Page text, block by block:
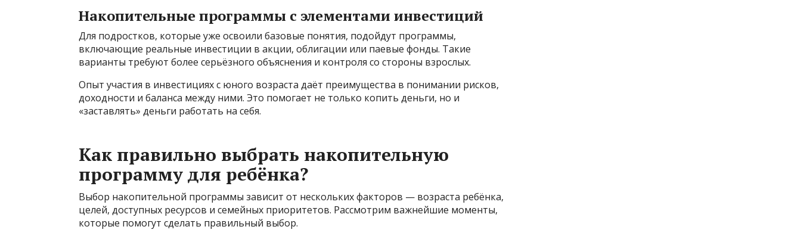
Накопительные программы с элементами инвестиций
Для подростков, которые уже освоили базовые понятия, подойдут программы,
включающие реальные инвестиции в акции, облигации или паевые фонды. Такие
варианты требуют более серьёзного объяснения и контроля со стороны взрослых.
Опыт участия в инвестициях с юного возраста даёт преимущества в понимании рисков,
доходности и баланса между ними. Это помогает не только копить деньги, но и
«заставлять» деньги работать на себя.
Как правильно выбрать накопительную
программу для ребёнка?
Выбор накопительной программы зависит от нескольких факторов — возраста ребёнка,
целей, доступных ресурсов и семейных приоритетов. Рассмотрим важнейшие моменты,
которые помогут сделать правильный выбор.